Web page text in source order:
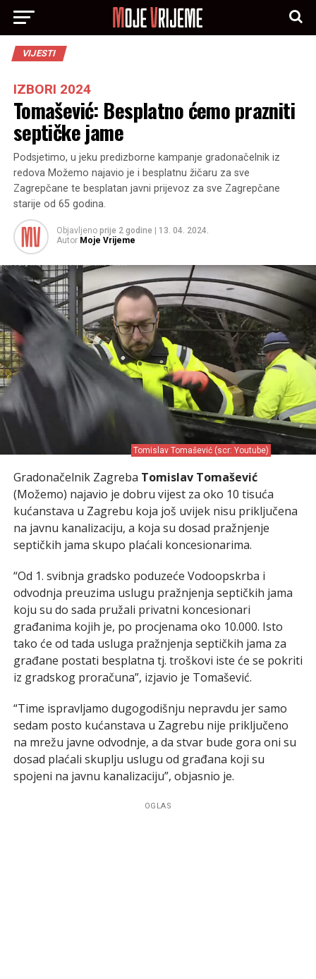
VIJESTI
IZBORI 2024
Tomašević: Besplatno ćemo prazniti
septičke jame
Podsjetimo, u jeku predizborne kampanje gradonačelnik iz
redova Možemo najavio je i besplatnu žičaru za sve
Zagrepčane te besplatan javni prijevoz za sve Zagrepčane
starije od 65 godina.
Objavljeno prije 2 godine
13. 04. 2024.
Autor Moje Vrijeme
Tomislav Tomašević (scr: Youtube)
Gradonačelnik Zagreba Tomislav Tomašević
(Možemo) najavio je dobru vijest za oko 10 tisuća
kućanstava u Zagrebu koja još uvijek nisu priključena
na javnu kanalizaciju, a koja su dosad pražnjenje
septičkih jama skupo plaćali koncesionarima.
“Od 1. svibnja gradsko poduzeće Vodoopskrba i
odvodnja preuzima uslugu pražnjenja septičkih jama
koju su do sada pružali privatni koncesionari
građanima kojih je, po procjenama oko 10.000. Isto
tako će od tada usluga pražnjenja septičkih jama za
građane postati besplatna tj. troškovi iste će se pokriti
iz gradskog proračuna”, izjavio je Tomašević.
“Time ispravljamo dugogodišnju nepravdu jer samo
sedam posto kućanstava u Zagrebu nije priključeno
na mrežu javne odvodnje, a da stvar bude gora oni su
dosad plaćali skuplju uslugu od građana koji su
spojeni na javnu kanalizaciju”, objasnio je.
OGLAS